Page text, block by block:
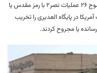
شلمچه، صبح امروز رزمندگان سپاه پاسداران در موج ۲۶ عملیات نصر۲ با رمز مقدس یا
در پایگاه العدیری را تخریب
یا مجروح کردند.